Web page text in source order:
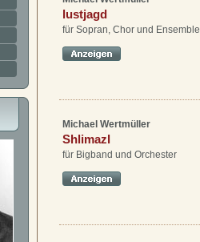
lustjagd
für Sopran, Chor und Ensemble
Michael Wertmüller
Shlimazl
für Bigband und Orchester